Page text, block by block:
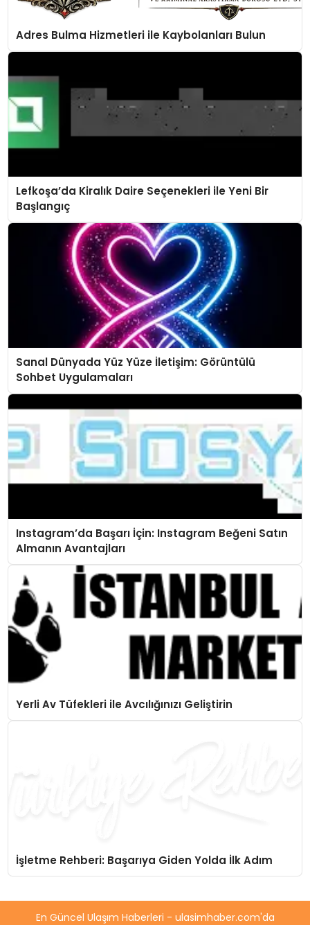
Adres Bulma Hizmetleri ile Kaybolanları Bulun
Lefkoşa’da Kiralık Daire Seçenekleri ile Yeni Bir
Başlangıç
Sanal Dünyada Yüz Yüze İletişim: Görüntülü
Sohbet Uygulamaları
Instagram’da Başarı İçin: Instagram Beğeni Satın
Almanın Avantajları
Yerli Av Tüfekleri ile Avcılığınızı Geliştirin
İşletme Rehberi: Başarıya Giden Yolda İlk Adım
En Güncel Ulaşım Haberleri - ulasimhaber.com'da